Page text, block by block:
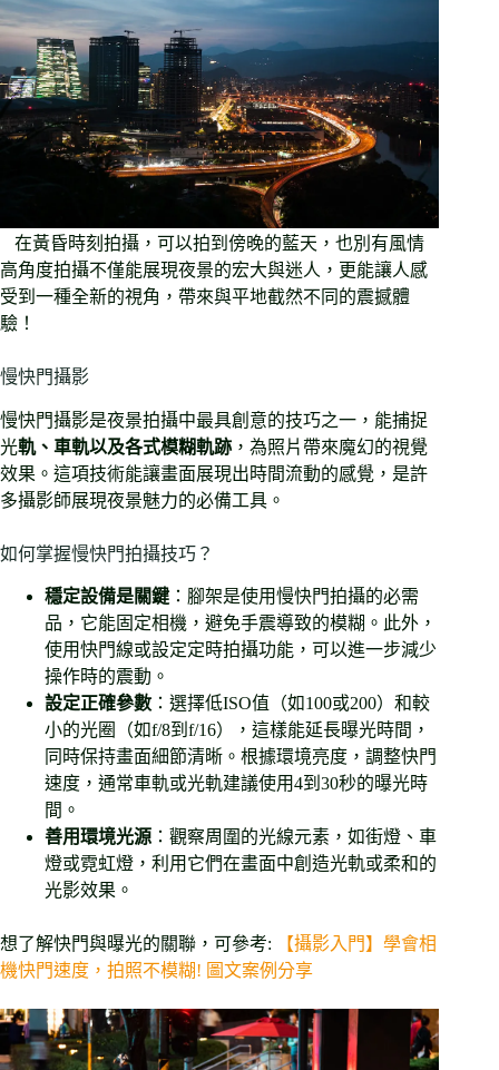
在黃昏時刻拍攝，可以拍到傍晚的藍天，也別有風情
高角度拍攝不僅能展現夜景的宏大與迷人，更能讓人感
受到一種全新的視角，帶來與平地截然不同的震撼體
驗！
慢快門攝影
慢快門攝影是夜景拍攝中最具創意的技巧之一，能捕捉
光軌、車軌以及各式模糊軌跡 ，為照片帶來魔幻的視覺
效果。這項技術能讓畫面展現出時間流動的感覺，是許
多攝影師展現夜景魅力的必備工具。
如何掌握慢快門拍攝技巧？
穩定設備是關鍵 ：腳架是使用慢快門拍攝的必需
品，它能固定相機，避免手震導致的模糊。此外，
使用快門線或設定定時拍攝功能，可以進一步減少
操作時的震動。
設定正確參數 ：選擇低ISO值（如100或200）和較
小的光圈（如f/8到f/16），這樣能延長曝光時間，
同時保持畫面細節清晰。根據環境亮度，調整快門
速度，通常車軌或光軌建議使用4到30秒的曝光時
間。
善用環境光源 ：觀察周圍的光線元素，如街燈、車
燈或霓虹燈，利用它們在畫面中創造光軌或柔和的
光影效果。
想了解快門與曝光的關聯，可參考:
【攝影入門】學會相
機快門速度，拍照不模糊! 圖文案例分享